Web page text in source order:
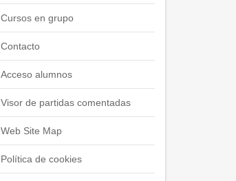
Cursos en grupo
Contacto
Acceso alumnos
Visor de partidas comentadas
Web Site Map
Política de cookies